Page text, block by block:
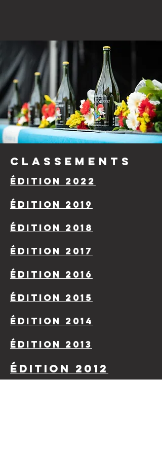
CLASSEMENTS
édition 2022
édition 2019
édition 2018
édition 2017
édition 2016
édition 2015
édition 2014
édition 2013
édition 2012